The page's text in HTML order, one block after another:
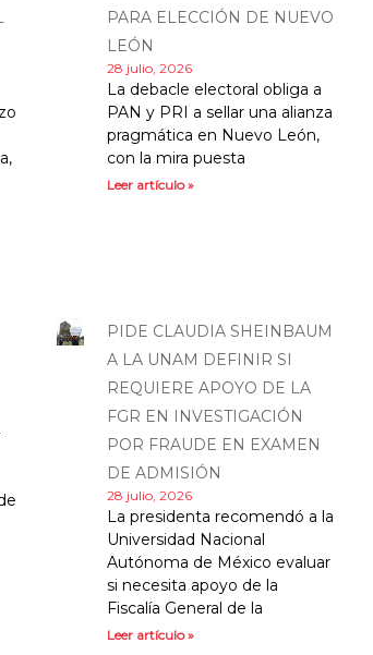
PARA ELECCIÓN DE NUEVO
LEÓN
28 julio, 2026
La debacle electoral obliga a
PAN y PRI a sellar una alianza
pragmática en Nuevo León,
con la mira puesta
Leer artículo »
PIDE CLAUDIA SHEINBAUM
A LA UNAM DEFINIR SI
REQUIERE APOYO DE LA
FGR EN INVESTIGACIÓN
POR FRAUDE EN EXAMEN
DE ADMISIÓN
28 julio, 2026
La presidenta recomendó a la
Universidad Nacional
Autónoma de México evaluar
si necesita apoyo de la
Fiscalía General de la
Leer artículo »